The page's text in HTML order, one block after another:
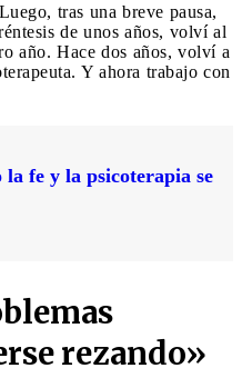
tras una breve pausa,
de unos años, volví al
año. Hace dos años, volví a
Y ahora trabajo con
fe y la psicoterapia se
rezando»